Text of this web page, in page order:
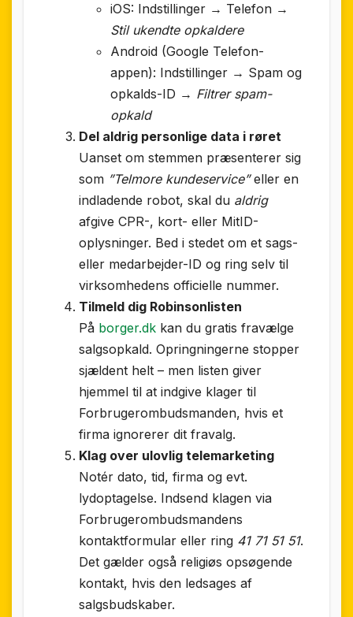
iOS: Indstillinger → Telefon →
Stil ukendte opkaldere
Android (Google Telefon-
appen): Indstillinger → Spam og
opkalds-ID → Filtrer spam-
opkald
Del aldrig personlige data i røret
Uanset om stemmen præsenterer sig
som ”Telmore kundeservice”eller en
indladende robot, skal du aldrig
afgive CPR-, kort- eller MitID-
oplysninger. Bed i stedet om et sags-
eller medarbejder-ID og ring selv til
virksomhedens officielle nummer.
Tilmeld dig Robinsonlisten
På borger.dk kan du gratis fravælge
salgsopkald. Opringningerne stopper
sjældent helt – men listen giver
hjemmel til at indgive klager til
Forbrugerombudsmanden, hvis et
firma ignorerer dit fravalg.
Klag over ulovlig telemarketing
Notér dato, tid, firma og evt.
lydoptagelse. Indsend klagen via
Forbrugerombudsmandens
kontaktformular eller ring 41 71 51 51.
Det gælder også religiøs opsøgende
kontakt, hvis den ledsages af
salgsbudskaber.